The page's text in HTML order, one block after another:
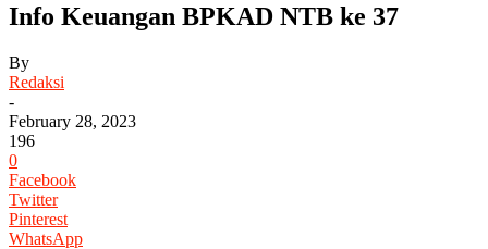
Info Keuangan BPKAD NTB ke 37
By
Redaksi
-
February 28, 2023
196
0
Facebook
Twitter
Pinterest
WhatsApp